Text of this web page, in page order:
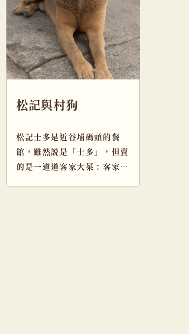
松記與村狗
松記士多是近谷埔碼頭的餐
館，雖然説是「士多」，但賣
的是一道道客家大菜：客家醋